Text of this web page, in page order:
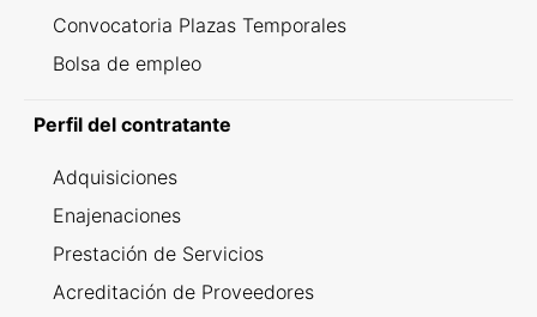
Convocatoria Plazas Temporales
Bolsa de empleo
Perfil del contratante
Adquisiciones
Enajenaciones
Prestación de Servicios
Acreditación de Proveedores